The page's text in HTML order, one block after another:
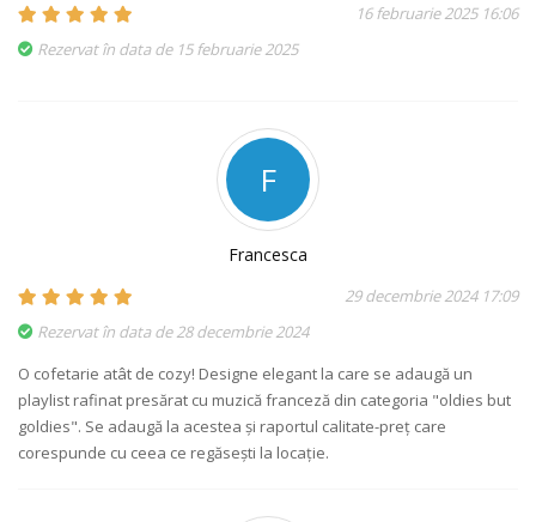
16 februarie 2025 16:06
Rezervat în data de 15 februarie 2025
F
Francesca
29 decembrie 2024 17:09
Rezervat în data de 28 decembrie 2024
O cofetarie atât de cozy! Designe elegant la care se adaugă un
playlist rafinat presărat cu muzică franceză din categoria "oldies but
goldies". Se adaugă la acestea și raportul calitate-preț care
corespunde cu ceea ce regăsești la locație.